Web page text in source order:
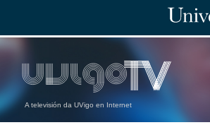
A televisión da UVigo en Internet